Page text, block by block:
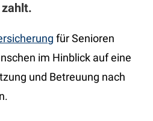
für Senioren
im Hinblick auf eine
und Betreuung nach